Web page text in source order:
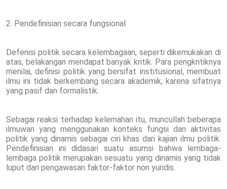
2. Pendefinisian secara fungsional
Defenisi politik secara kelembagaan, seperti dikemukakan di
atas, belakangan mendapat banyak kritik. Para pengkritiknya
menilai, definisi politik yang bersifat institusional, membuat
ilmu ini tidak berkembang secara akademik, karena sifatnya
yang pasif dan formalistik.
Sebagai reaksi terhadap kelemahan itu, muncullah beberapa
ilmuwan yang menggunakan konteks fungsi dan aktivitas
politik yang dinamis sebagai ciri khas dari kajian ilmu politik.
Pendefinisian ini didasari suatu asumsi bahwa lembaga-
lembaga politik merupakan sesuatu yang dinamis yang tidak
luput dari pengawasan faktor-faktor non yuridis.